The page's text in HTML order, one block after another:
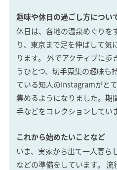
趣味や休日の過ごし方につい
休日は、各地の温泉めぐりを
り、東京まで足を伸ばして気
ります。 外でアクティブに
うひとつ、切手蒐集の趣味も
ている知人のInstagramがと
集めるようになりました。期
手などをコレクションしてい
これから始めたいことなど
いま、実家から出て一人暮ら
などの準備をしています。 流